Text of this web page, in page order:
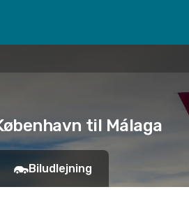
til Málaga
Biludlejning